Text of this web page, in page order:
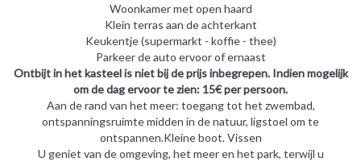
Woonkamer met open haard
Klein terras aan de achterkant
Keukentje (supermarkt - koffie - thee)
Parkeer de auto ervoor of ernaast
Ontbijt in het kasteel is niet bij de prijs inbegrepen. Indien mogelijk
om de dag ervoor te zien: 15€ per persoon.
Aan de rand van het meer: toegang tot het zwembad,
ontspanningsruimte midden in de natuur, ligstoel om te
ontspannen.Kleine boot. Vissen
U geniet van de omgeving, het meer en het park, terwijl u